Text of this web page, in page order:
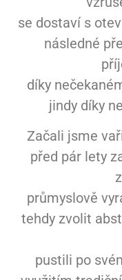
se dostaví s
následné
díky
jindy díky
Začali jsme
před pár lety
průmyslově
tehdy zvolit
pustili po